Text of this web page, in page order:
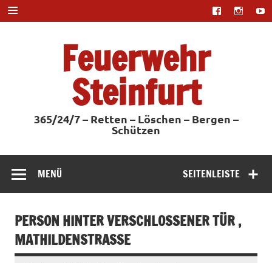
Zum
Inhalt
springen
Feuerwehr
Steinfurt
365/24/7 – Retten – Löschen – Bergen –
Schützen
SEITENLEISTE
MENÜ
PERSON HINTER VERSCHLOSSENER TÜR ,
MATHILDENSTRASSE